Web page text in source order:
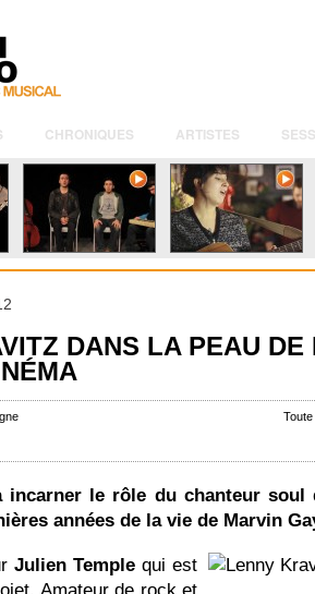
CHRONIQUES ARTISTES
DANS LA PEAU DE
incarner le rôle du chanteur
années de la vie de Marvin
Julien Temple qui est
Amateur de rock et